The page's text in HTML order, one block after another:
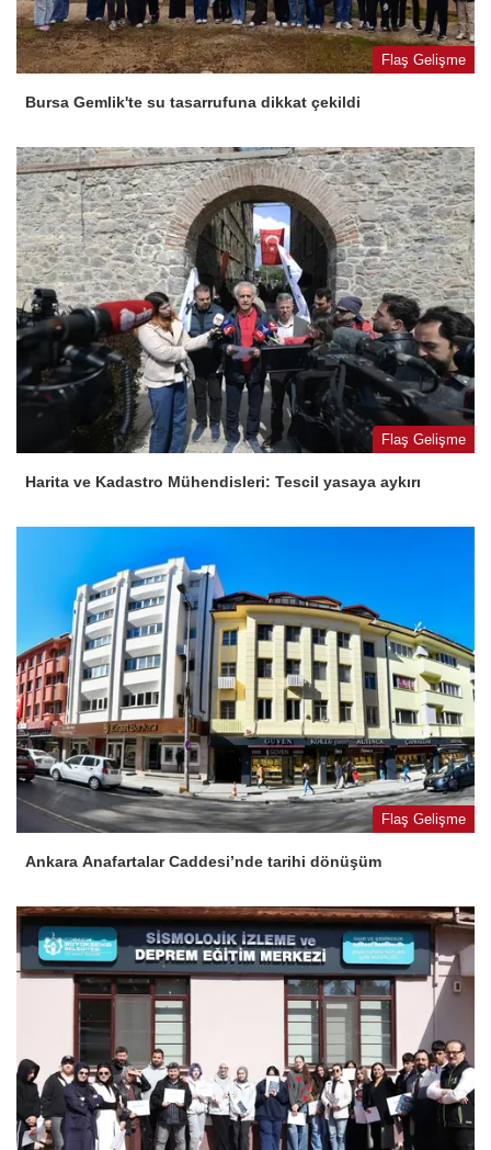
Flaş Gelişme
Bursa Gemlik'te su tasarrufuna dikkat çekildi
Flaş Gelişme
Harita ve Kadastro Mühendisleri: Tescil yasaya aykırı
Flaş Gelişme
Ankara Anafartalar Caddesi’nde tarihi dönüşüm